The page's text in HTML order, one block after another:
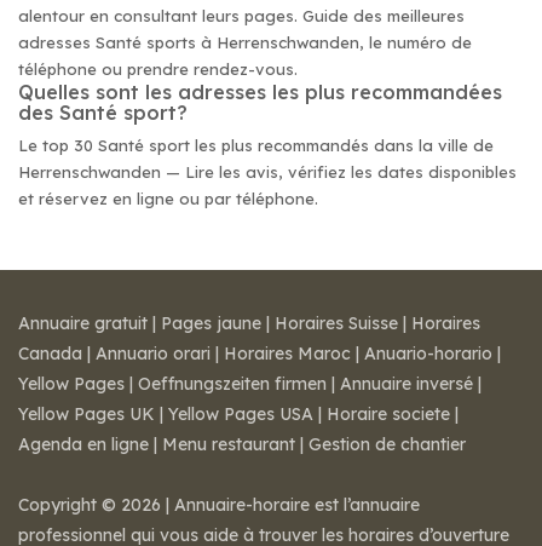
alentour en consultant leurs pages. Guide des meilleures
adresses Santé sports à Herrenschwanden, le numéro de
téléphone ou prendre rendez-vous.
Quelles sont les adresses les plus recommandées
des Santé sport?
Le top 30 Santé sport les plus recommandés dans la ville de
Herrenschwanden — Lire les avis, vérifiez les dates disponibles
et réservez en ligne ou par téléphone.
Annuaire gratuit | Pages jaune | Horaires Suisse | Horaires
Canada | Annuario orari | Horaires Maroc | Anuario-horario |
Yellow Pages | Oeffnungszeiten firmen | Annuaire inversé |
Yellow Pages UK | Yellow Pages USA | Horaire societe |
Agenda en ligne | Menu restaurant | Gestion de chantier
Copyright © 2026 | Annuaire-horaire est l’annuaire
professionnel qui vous aide à trouver les horaires d’ouverture